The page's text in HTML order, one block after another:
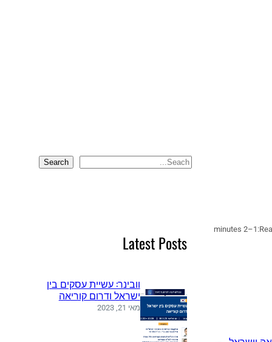
1–2 minutes
S
Search
Latest Posts
וובינר: עשיית עסקים בין
ישראל ודרום קוריאה
מאי 21, 2023